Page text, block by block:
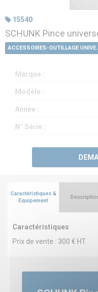
15540
SCHUNK Pince
Marque :
Modèle :
Année :
N° Série :
Caractéristiques &
Equipement
Caractéristiques
Prix de vente : 300 € HT